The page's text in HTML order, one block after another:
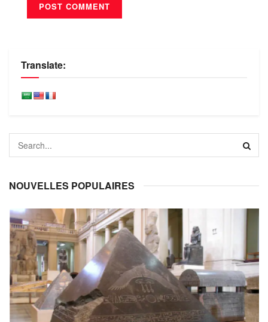
Translate:
NOUVELLES POPULAIRES